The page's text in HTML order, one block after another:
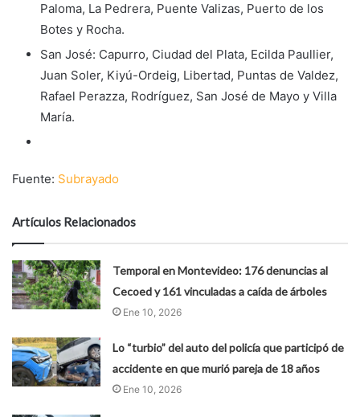
Paloma, La Pedrera, Puente Valizas, Puerto de los
Botes y Rocha.
San José: Capurro, Ciudad del Plata, Ecilda Paullier,
Juan Soler, Kiyú-Ordeig, Libertad, Puntas de Valdez,
Rafael Perazza, Rodríguez, San José de Mayo y Villa
María.
Fuente: Subrayado
Artículos Relacionados
Temporal en Montevideo: 176 denuncias al
Cecoed y 161 vinculadas a caída de árboles
Ene 10, 2026
Lo “turbio” del auto del policía que participó de
accidente en que murió pareja de 18 años
Ene 10, 2026